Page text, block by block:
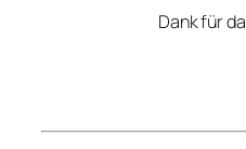
Dank für